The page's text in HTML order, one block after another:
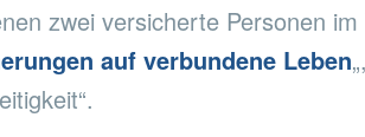
zwei versicherte Personen
auf verbundene Leben